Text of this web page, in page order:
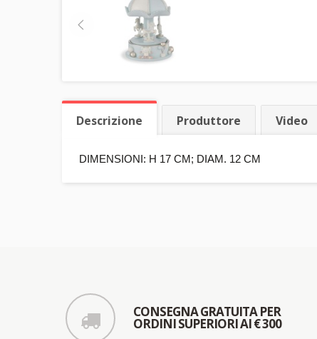
Descrizione Produttore Video
DIMENSIONI: H 17 CM; DIAM. 12 CM
CONSEGNA GRATUITA PER
ORDINI SUPERIORI AI € 300